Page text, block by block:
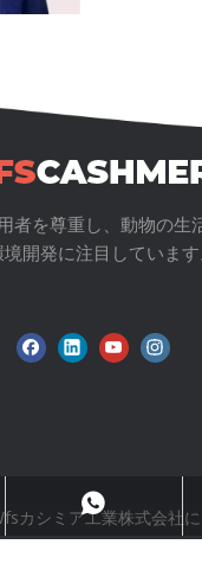
シミア イ
ズニット
者を尊重し、動物の生
開発に注目しています
カシミア工業株式会社
+8618595279662
2917611817